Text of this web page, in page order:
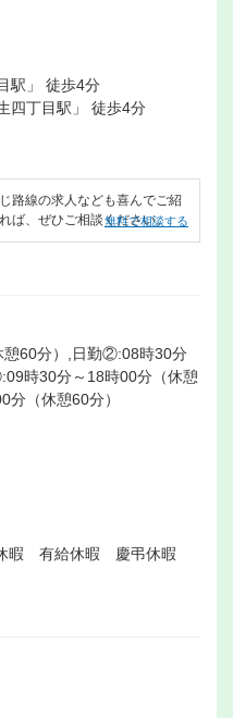
駅」 徒歩4分
四丁目駅」 徒歩4分
路線の求人なども喜んでご紹
ば、ぜひご相談ください。
無料で相談する
60分）,日勤②:08時30分
時30分～18時00分（休憩
（休憩60分）
暇 有給休暇 慶弔休暇